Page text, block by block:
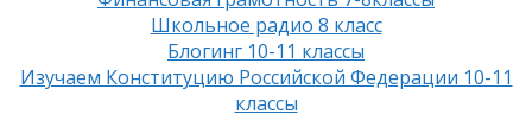
Школьное радио 8 класс
Блогинг 10-11 классы
Изучаем Конституцию Российской Федерации 10-11
классы